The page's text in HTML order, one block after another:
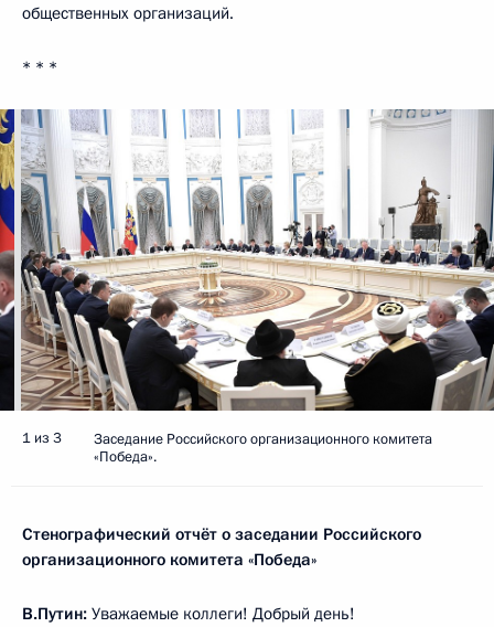
общественных организаций.
* * *
1 из 3
Заседание Российского организационного комитета
«Победа».
Стенографический отчёт о заседании Российского
организационного комитета «Победа»
В.Путин: Уважаемые коллеги! Добрый день!